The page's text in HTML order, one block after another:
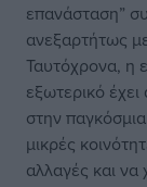
επανάσταση”
ανεξαρτήτως
Ταυτόχρονα, η
εξωτερικό
στην παγκόσμια
μικρές
αλλαγές και να